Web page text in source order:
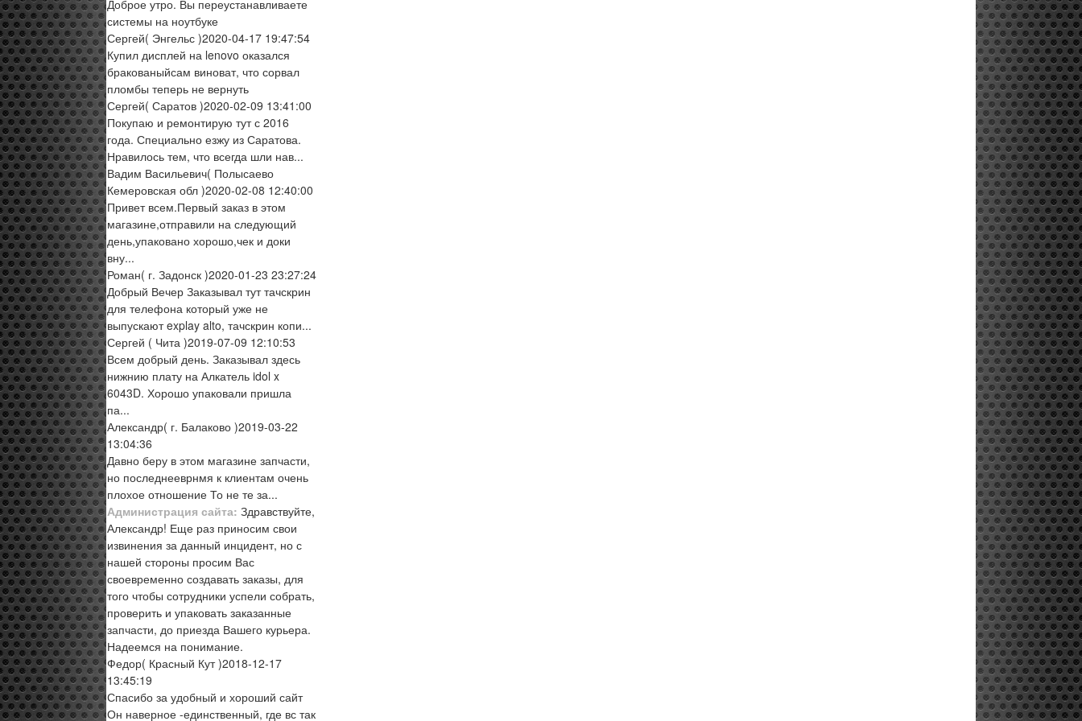
Доброе утро. Вы переустанавливаете
системы на ноутбуке
Сергей( Энгельс )2020-04-17 19:47:54
Купил дисплей на lenovo оказался
бракованыйсам виноват, что сорвал
пломбы теперь не вернуть
Сергей( Саратов )2020-02-09 13:41:00
Покупаю и ремонтирую тут с 2016
года. Специально езжу из Саратова.
Нравилось тем, что всегда шли нав...
Вадим Васильевич( Полысаево
Кемеровская обл )2020-02-08 12:40:00
Привет всем.Первый заказ в этом
магазине,отправили на следующий
день,упаковано хорошо,чек и доки
вну...
Роман( г. Задонск )2020-01-23 23:27:24
Добрый Вечер Заказывал тут тачскрин
для телефона который уже не
выпускают explay alto, тачскрин копи...
Сергей ( Чита )2019-07-09 12:10:53
Всем добрый день. Заказывал здесь
нижнию плату на Алкатель idol x
6043D. Хорошо упаковали пришла
па...
Александр( г. Балаково )2019-03-22
13:04:36
Давно беру в этом магазине запчасти,
но последнееврнмя к клиентам очень
плохое отношение То не те за...
Администрация сайта: Здравствуйте,
Александр! Еще раз приносим свои
извинения за данный инцидент, но с
нашей стороны просим Вас
своевременно создавать заказы, для
того чтобы сотрудники успели собрать,
проверить и упаковать заказанные
запчасти, до приезда Вашего курьера.
Надеемся на понимание.
Федор( Красный Кут )2018-12-17
13:45:19
Спасибо за удобный и хороший сайт
Он наверное -единственный, где вс так